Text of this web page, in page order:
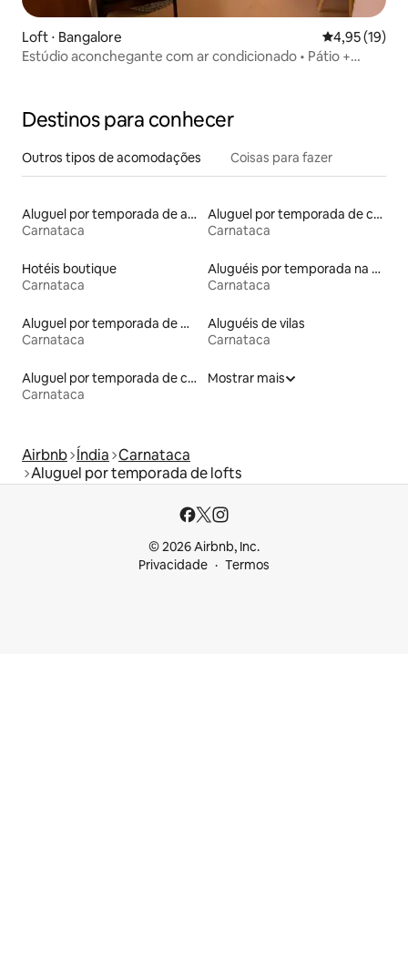
Loft ⋅ Bangalore 4,95 de uma
4,95 (19)
Estúdio aconchegante com ar condicionado • Pátio +
Destinos para conhecer
Outros tipos de acomodações Coisas para fazer
Aluguel por temporada de apart-hotéis
Carnataca
Aluguel por temporada de casas na árvore
Carnataca
Hotéis boutique
Carnataca
Aluguéis por temporada na orla
Carnataca
Aluguel por temporada de microcasas
Carnataca
Aluguéis de vilas
Carnataca
Aluguel por temporada de casas de hóspedes
Carnataca
Mostrar mais
Airbnb Índia Carnataca
Aluguel por temporada de lofts
© 2026 Airbnb, Inc.
Privacidade
Termos